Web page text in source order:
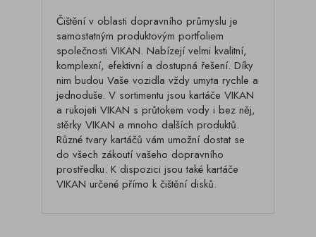
Čištění v oblasti dopravního průmyslu je
samostatným produktovým portfoliem
společnosti VIKAN. Nabízejí velmi kvalitní,
komplexní, efektivní a dostupná řešení. Díky
nim budou Vaše vozidla vždy umyta rychle a
jednoduše. V sortimentu jsou kartáče VIKAN
a rukojeti VIKAN s průtokem vody i bez něj,
stěrky VIKAN a mnoho dalších produktů.
Různé tvary kartáčů vám umožní dostat se
do všech zákoutí vašeho dopravního
prostředku. K dispozici jsou také kartáče
VIKAN určené přímo k čištění disků.